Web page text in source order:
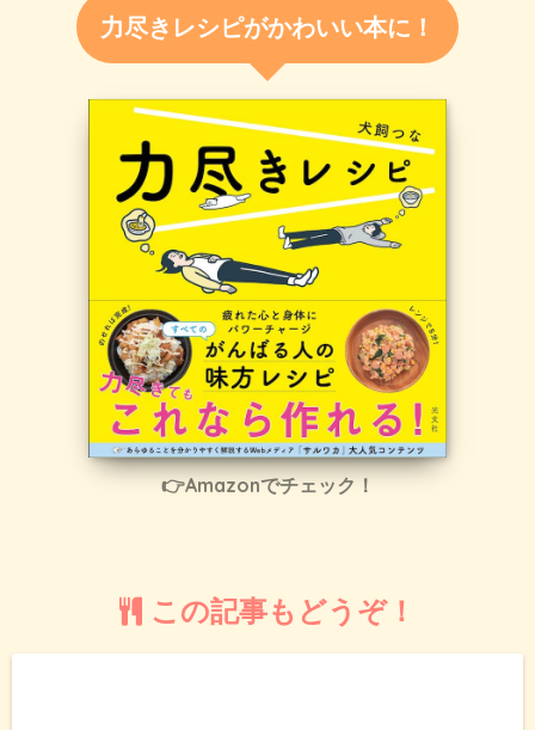
力尽きレシピがかわいい本に！
👉Amazonでチェック！
この記事もどうぞ！